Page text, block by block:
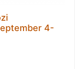
4-